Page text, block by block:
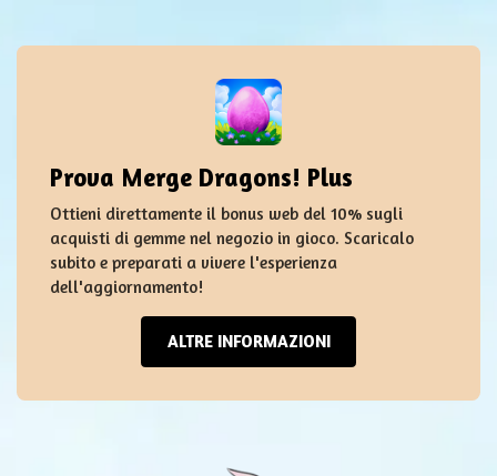
Prova Merge Dragons! Plus
Ottieni direttamente il bonus web del 10% sugli
acquisti di gemme nel negozio in gioco. Scaricalo
subito e preparati a vivere l'esperienza
dell'aggiornamento!
ALTRE INFORMAZIONI